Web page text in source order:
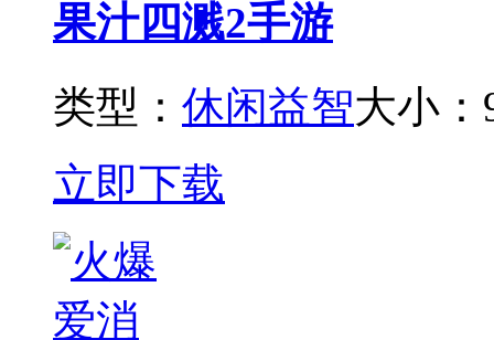
果汁四溅2手游
类型： 休闲益智大小：
立即下载